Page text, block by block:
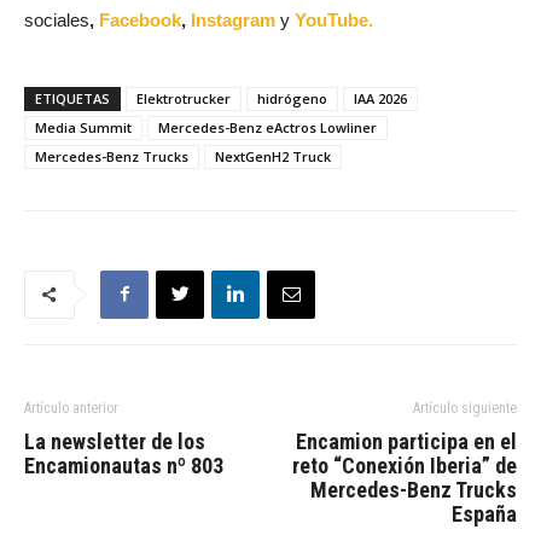
sociales, Facebook, Instagram y YouTube.
ETIQUETAS Elektrotrucker hidrógeno
IAA 2026
Media Summit
Mercedes-Benz eActros Lowliner
Mercedes-Benz Trucks
NextGenH2 Truck
Artículo anterior
La newsletter de los
Encamionautas nº 803
Artículo siguiente
Encamion participa en el
reto “Conexión Iberia” de
Mercedes-Benz Trucks
España